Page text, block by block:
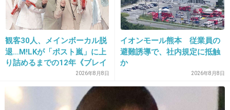
大量購入者は優遇すべきだよ。
真っ先に店員がテキパキ片付けるべき
弁当一個の客とは購入額が違う
観客30人、メインボーカル脱
退…M!LKが「ポスト嵐」に上
り詰めるまでの12年《ブレイ
2026年8月8日
イオンモール熊本 従業員の
避難誘導で、社内規定に抵触
か
2026年8月8日